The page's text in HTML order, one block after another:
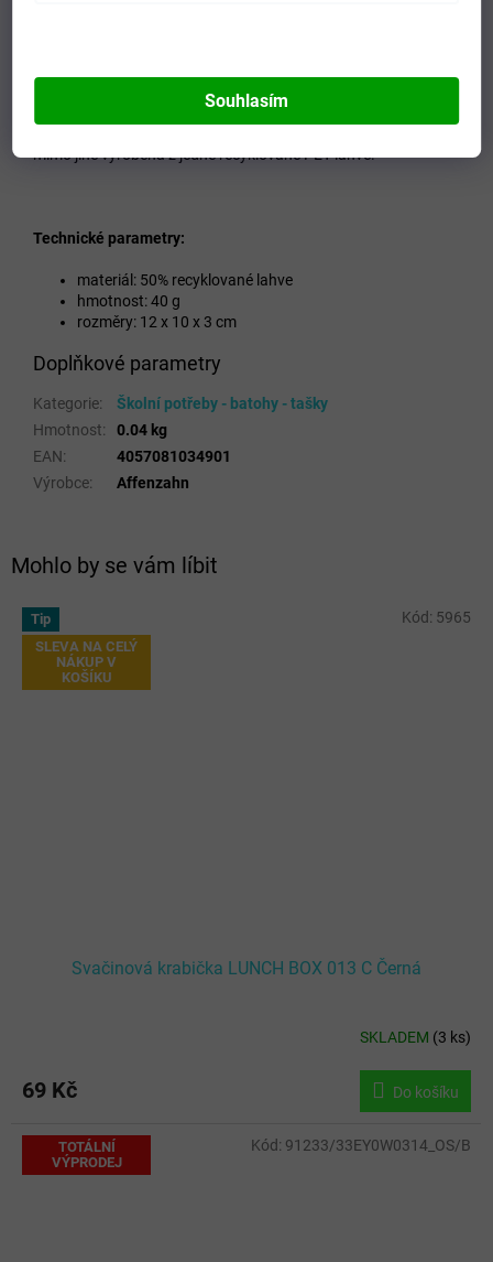
Souhlasím
Mohlo by se vám líbit
Tip
SLEVA NA CELÝ
NÁKUP V
KOŠÍKU
Svačinová krabička LUNCH BOX 013 C Černá
SKLADEM (3 ks)
69 Kč Do košíku
Kód: 5965
TOTÁLNÍ
VÝPRODEJ
Kód: 91233/33EY0W0314_OS/B
Dětské kabelky jsou fair a eco-friendly, Affenzahn je partnerem
bluesign® system, což je zárukou smysluplné ochrany zdrojů
mimo jiné vyrobena z jedné recyklované PET láhve.
Technické parametry:
materiál: 50% recyklované lahve
hmotnost: 40 g
rozměry: 12 x 10 x 3 cm
Doplňkové parametry
Kategorie:
Školní potřeby - batohy - tašky
Hmotnost:
0.04 kg
EAN:
4057081034901
Výrobce: Affenzahn